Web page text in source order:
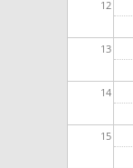
12
13
14
15